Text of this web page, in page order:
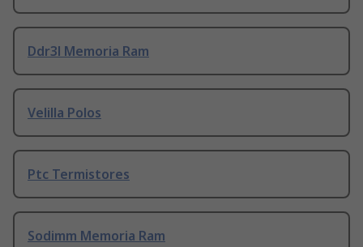
Ddr3l Memoria Ram
Velilla Polos
Ptc Termistores
Sodimm Memoria Ram